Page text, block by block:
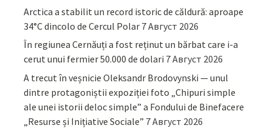
Arctica a stabilit un record istoric de căldură: aproape
34°C dincolo de Cercul Polar 7 Август 2026
În regiunea Cernăuți a fost reținut un bărbat care i-a
cerut unui fermier 50.000 de dolari 7 Август 2026
A trecut în veșnicie Oleksandr Brodovynski — unul
dintre protagoniștii expoziției foto „Chipuri simple
ale unei istorii deloc simple” a Fondului de Binefacere
„Resurse și Inițiative Sociale” 7 Август 2026